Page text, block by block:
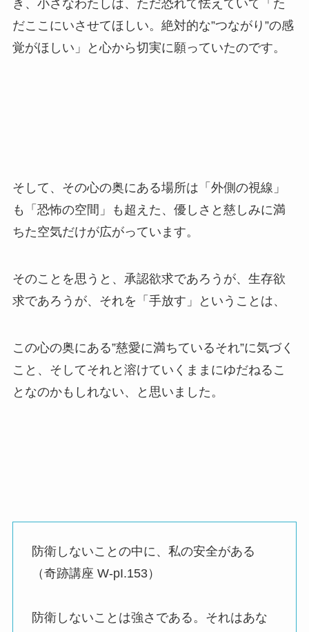
き、小さなわたしは、ただ恐れて怯えていて「た
だここにいさせてほしい。絶対的な”つながり”の感
覚がほしい」と心から切実に願っていたのです。
そして、その心の奥にある場所は「外側の視線」
も「恐怖の空間」も超えた、優しさと慈しみに満
ちた空気だけが広がっています。
そのことを思うと、承認欲求であろうが、生存欲
求であろうが、それを「手放す」ということは、
この心の奥にある”慈愛に満ちているそれ”に気づく
こと、そしてそれと溶けていくままにゆだねるこ
となのかもしれない、と思いました。
防衛しないことの中に、私の安全がある
（奇跡講座 W-pI.153）
防衛しないことは強さである。それはあな